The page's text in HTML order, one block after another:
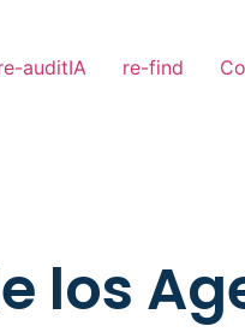
auditIA re-find
los